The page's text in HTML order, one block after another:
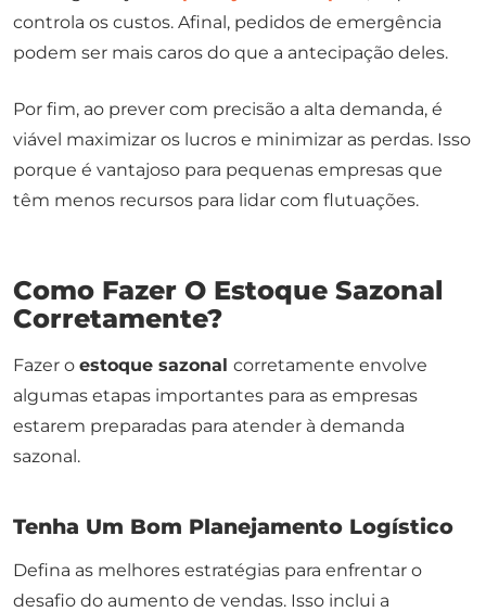
controla os custos. Afinal, pedidos de emergência
podem ser mais caros do que a antecipação deles.
Por fim, ao prever com precisão a alta demanda, é
viável maximizar os lucros e minimizar as perdas. Isso
porque é vantajoso para pequenas empresas que
têm menos recursos para lidar com flutuações.
Como Fazer O Estoque Sazonal
Corretamente?
Fazer o estoque sazonal corretamente envolve
algumas etapas importantes para as empresas
estarem preparadas para atender à demanda
sazonal.
Tenha Um Bom Planejamento Logístico
Defina as melhores estratégias para enfrentar o
desafio do aumento de vendas. Isso inclui a